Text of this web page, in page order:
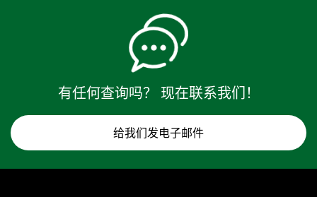
有任何查询吗？ 现在联系我们！
给我们发电子邮件